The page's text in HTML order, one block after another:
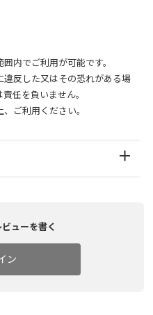
内でご利用が可能です。
反した又はその恐れがある場
任を負いません。
ご利用ください。
ューを書く
ン